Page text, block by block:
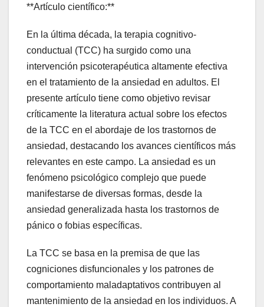
**Artículo científico:**
En la última década, la terapia cognitivo-
conductual (TCC) ha surgido como una
intervención psicoterapéutica altamente efectiva
en el tratamiento de la ansiedad en adultos. El
presente artículo tiene como objetivo revisar
críticamente la literatura actual sobre los efectos
de la TCC en el abordaje de los trastornos de
ansiedad, destacando los avances científicos más
relevantes en este campo. La ansiedad es un
fenómeno psicológico complejo que puede
manifestarse de diversas formas, desde la
ansiedad generalizada hasta los trastornos de
pánico o fobias específicas.
La TCC se basa en la premisa de que las
cogniciones disfuncionales y los patrones de
comportamiento maladaptativos contribuyen al
mantenimiento de la ansiedad en los individuos. A